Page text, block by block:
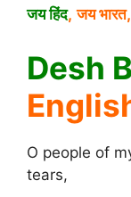
जय हिंद, जय भारत,
Desh
O people of
tears,